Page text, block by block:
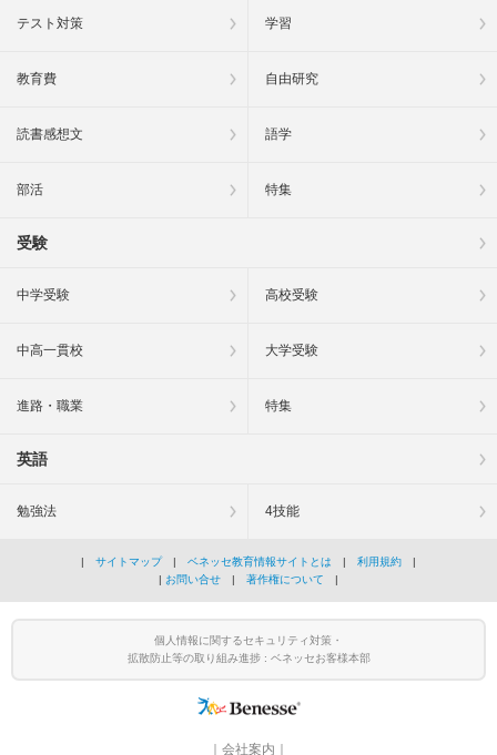
テスト対策 学習
教育費 自由研究
読書感想文 語学
部活 特集
受験
中学受験 高校受験
中高一貫校 大学受験
進路・職業 特集
英語
勉強法 4技能
| サイトマップ| ベネッセ教育情報サイトとは | 利用規約 |
| お問い合せ | 著作権について |
個人情報に関するセキュリティ対策・
拡散防止等の取り組み進捗 : ベネッセお客様本部
会社案内